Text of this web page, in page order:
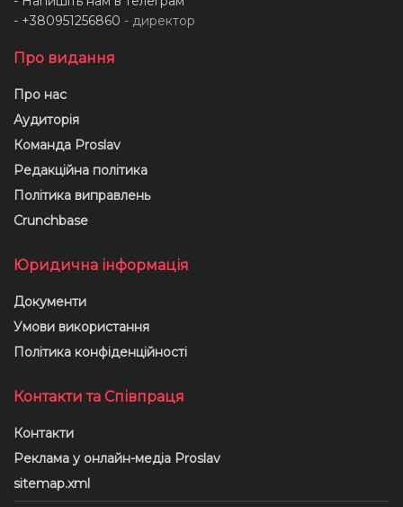
- +380951256860 - директор
Про видання
Про нас
Аудиторія
Команда Proslav
Редакційна політика
Політика виправлень
Crunchbase
Юридична інформація
Документи
Умови використання
Політика конфіденційності
Контакти та Співпраця
Контакти
Реклама у онлайн-медіа Proslav
sitemap.xml